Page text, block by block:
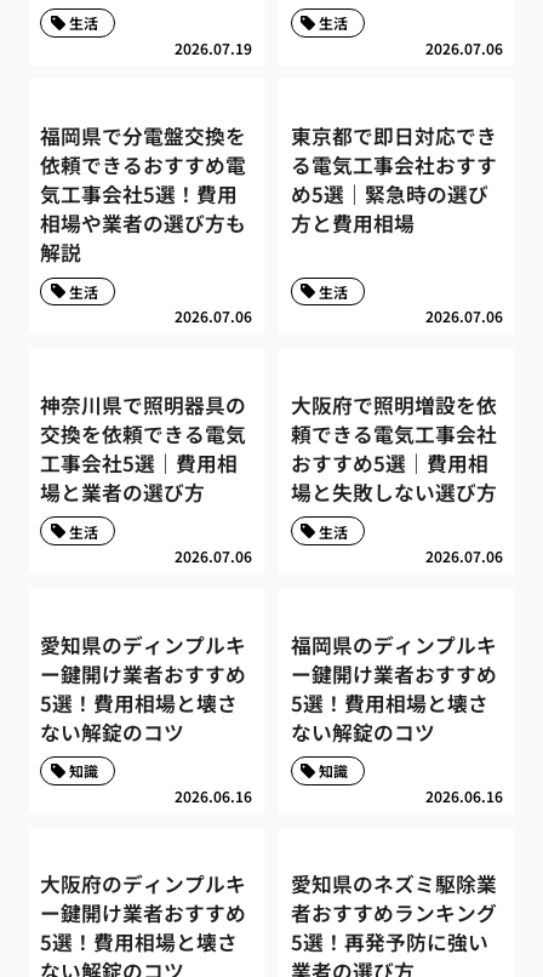
2026.07.19
生活
2026.07.06
生活
福岡県で分電盤交換を
依頼できるおすすめ電
気工事会社5選！費用
相場や業者の選び方も
解説
2026.07.06
生活
東京都で即日対応でき
る電気工事会社おすす
め5選｜緊急時の選び
方と費用相場
2026.07.06
生活
神奈川県で照明器具の
交換を依頼できる電気
工事会社5選｜費用相
場と業者の選び方
2026.07.06
生活
大阪府で照明増設を依
頼できる電気工事会社
おすすめ5選｜費用相
場と失敗しない選び方
2026.07.06
生活
愛知県のディンプルキ
ー鍵開け業者おすすめ
5選！費用相場と壊さ
ない解錠のコツ
2026.06.16
知識
福岡県のディンプルキ
ー鍵開け業者おすすめ
5選！費用相場と壊さ
ない解錠のコツ
2026.06.16
知識
大阪府のディンプルキ
ー鍵開け業者おすすめ
5選！費用相場と壊さ
愛知県のネズミ駆除業
者おすすめランキング
5選！再発予防に強い